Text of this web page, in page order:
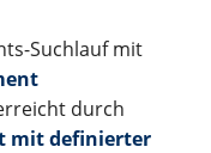
Suchlauf mit
durch
mit definierter